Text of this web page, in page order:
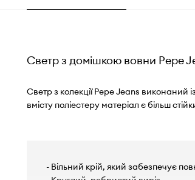
Светр з домішкою вовни Pepe
Светр з колекції Pepe Jeans виконаний
вмісту поліестеру матеріал є більш
- Вільний крій, який забезпечує